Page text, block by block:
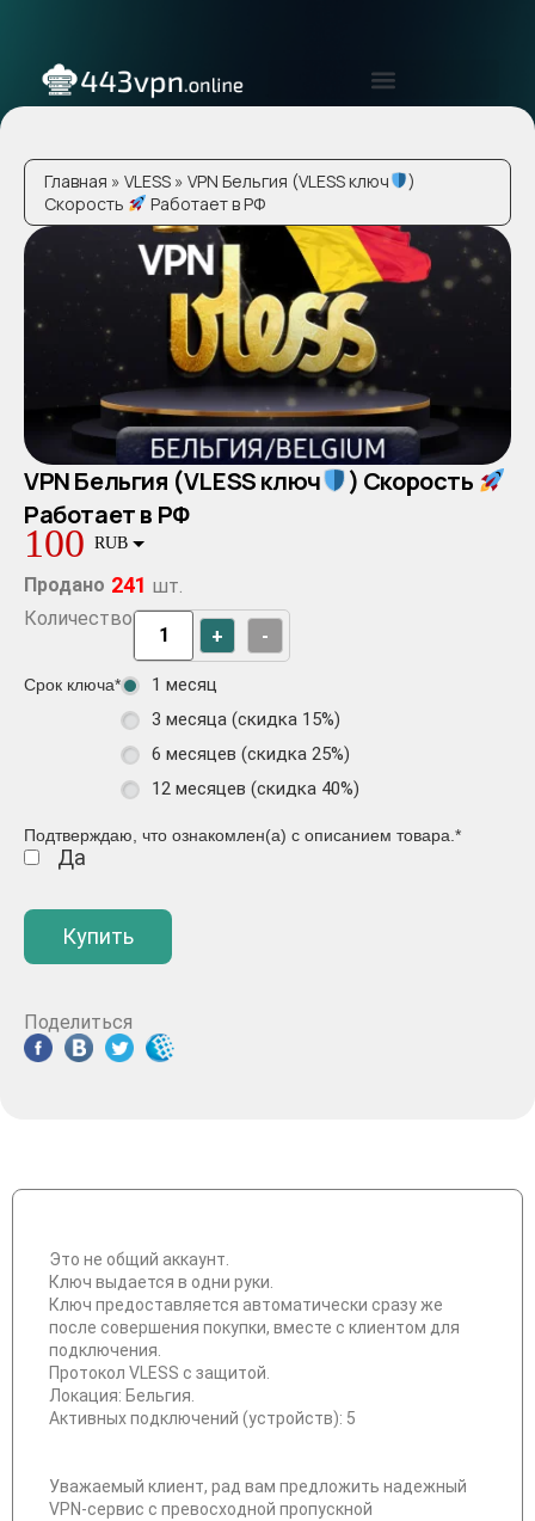
Главная » VLESS » VPN Бельгия (VLESS ключ
)
Скорость
Работает в РФ
VPN Бельгия (VLESS ключ
) Скорость
Работает в РФ
100 RUB
Продано 241 шт.
Количество
+ -
Срок ключа*
1 месяц
3 месяца (скидка 15%)
6 месяцев (скидка 25%)
12 месяцев (скидка 40%)
Подтверждаю, что ознакомлен(а) с описанием товара. *
Да
Купить
Поделиться
В корзину
Это не общий аккаунт.
Ключ выдается в одни руки.
Ключ предоставляется автоматически сразу же
после совершения покупки, вместе с клиентом для
подключения.
Протокол VLESS c защитой.
Локация: Бельгия.
Активных подключений (устройств): 5
Уважаемый клиент, рад вам предложить надежный
VPN-сервис с превосходной пропускной